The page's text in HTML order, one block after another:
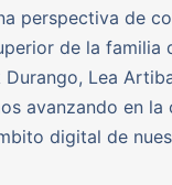
perspectiva de
de la familia
Lea
avanzando en
digital de